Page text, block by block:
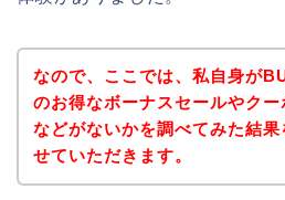
なので、ここでは、私自身が
のお得なボーナスセールやクー
などがないかを調べてみた結果
せていただきます。